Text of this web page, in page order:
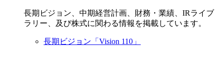
長期ビジョン、中期経営計画、財務・業績、IRライブ
ラリー、及び株式に関わる情報を掲載しています。
長期ビジョン「Vision 110」